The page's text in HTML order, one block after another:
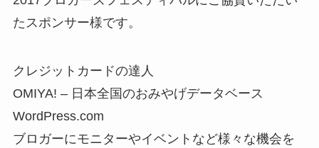
たスポンサー様です。
クレジットカードの達人
OMIYA! – 日本全国のおみやげデータベース
WordPress.com
ブロガーにモニターやイベントなど様々な機会を